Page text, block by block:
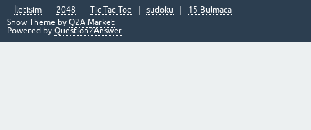
İletişim 2048 Tic Tac Toe sudoku
15 Bulmaca
Snow Theme by Q2A Market
Powered by Question2Answer